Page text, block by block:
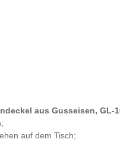
aus Gusseisen, GL-
auf dem Tisch;